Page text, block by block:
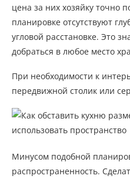
цена за них хозяйку точно
планировке отсутствуют
угловой расстановке. Это
добраться в любое место
При необходимости к
передвижной столик или
Минусом подобной
распространенность.